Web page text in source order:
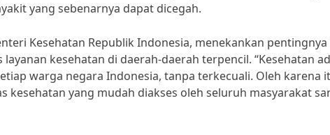
yang sebenarnya dapat dicegah.
Kesehatan Republik Indonesia, menekankan
kesehatan di daerah-daerah terpencil. “Kesehatan
warga negara Indonesia, tanpa terkecuali. Oleh karena
kesehatan yang mudah diakses oleh seluruh masyarakat